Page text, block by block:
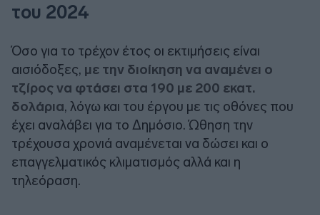
του 2024
Όσο για το τρέχον έτος οι εκτιμήσεις είναι
αισιόδοξες, με την διοίκηση να αναμένει ο
τζίρος να φτάσει στα 190 με 200 εκατ.
δολάρια, λόγω και του έργου με τις οθόνες που
έχει αναλάβει για το Δημόσιο. Ώθηση την
τρέχουσα χρονιά αναμένεται να δώσει και ο
επαγγελματικός κλιματισμός αλλά και η
τηλεόραση.